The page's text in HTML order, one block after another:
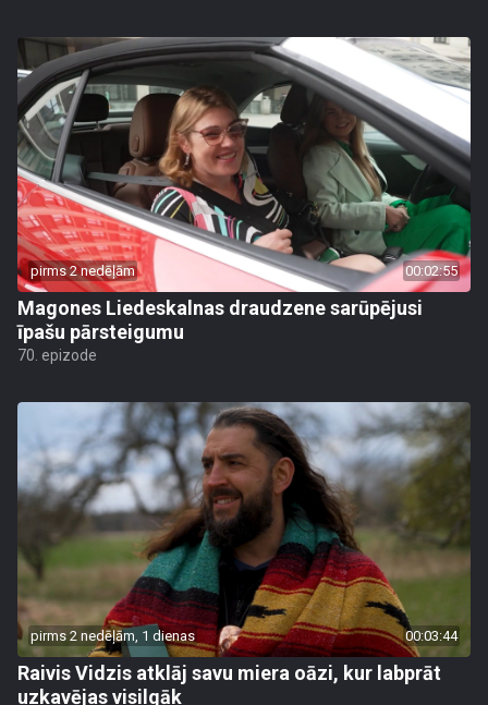
pirms 2 nedēļām 00:02:55
Magones Liedeskalnas draudzene sarūpējusi
īpašu pārsteigumu
70. epizode
pirms 2 nedēļām, 1 dienas 00:03:44
Raivis Vidzis atklāj savu miera oāzi, kur labprāt
uzkavējas visilgāk